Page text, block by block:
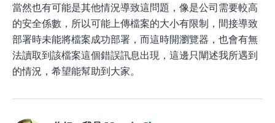
當然也有可能是其他情況導致這問題，像是公司需要較高
的安全係數，所以可能上傳檔案的大小有限制，間接導致
部署時未能將檔案成功部署，而這時開瀏覽器，也會有無
法讀取到該檔案這個錯誤訊息出現，這邊只闡述我所遇到
的情況，希望能幫助到大家。